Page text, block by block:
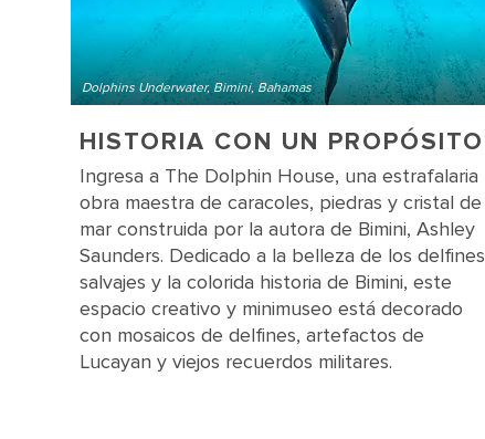
Dolphins Underwater, Bimini, Bahamas
HISTORIA CON UN PROPÓSITO
Ingresa a The Dolphin House, una estrafalaria
obra maestra de caracoles, piedras y cristal de
mar construida por la autora de Bimini, Ashley
Saunders. Dedicado a la belleza de los delfines
salvajes y la colorida historia de Bimini, este
espacio creativo y minimuseo está decorado
con mosaicos de delfines, artefactos de
Lucayan y viejos recuerdos militares.